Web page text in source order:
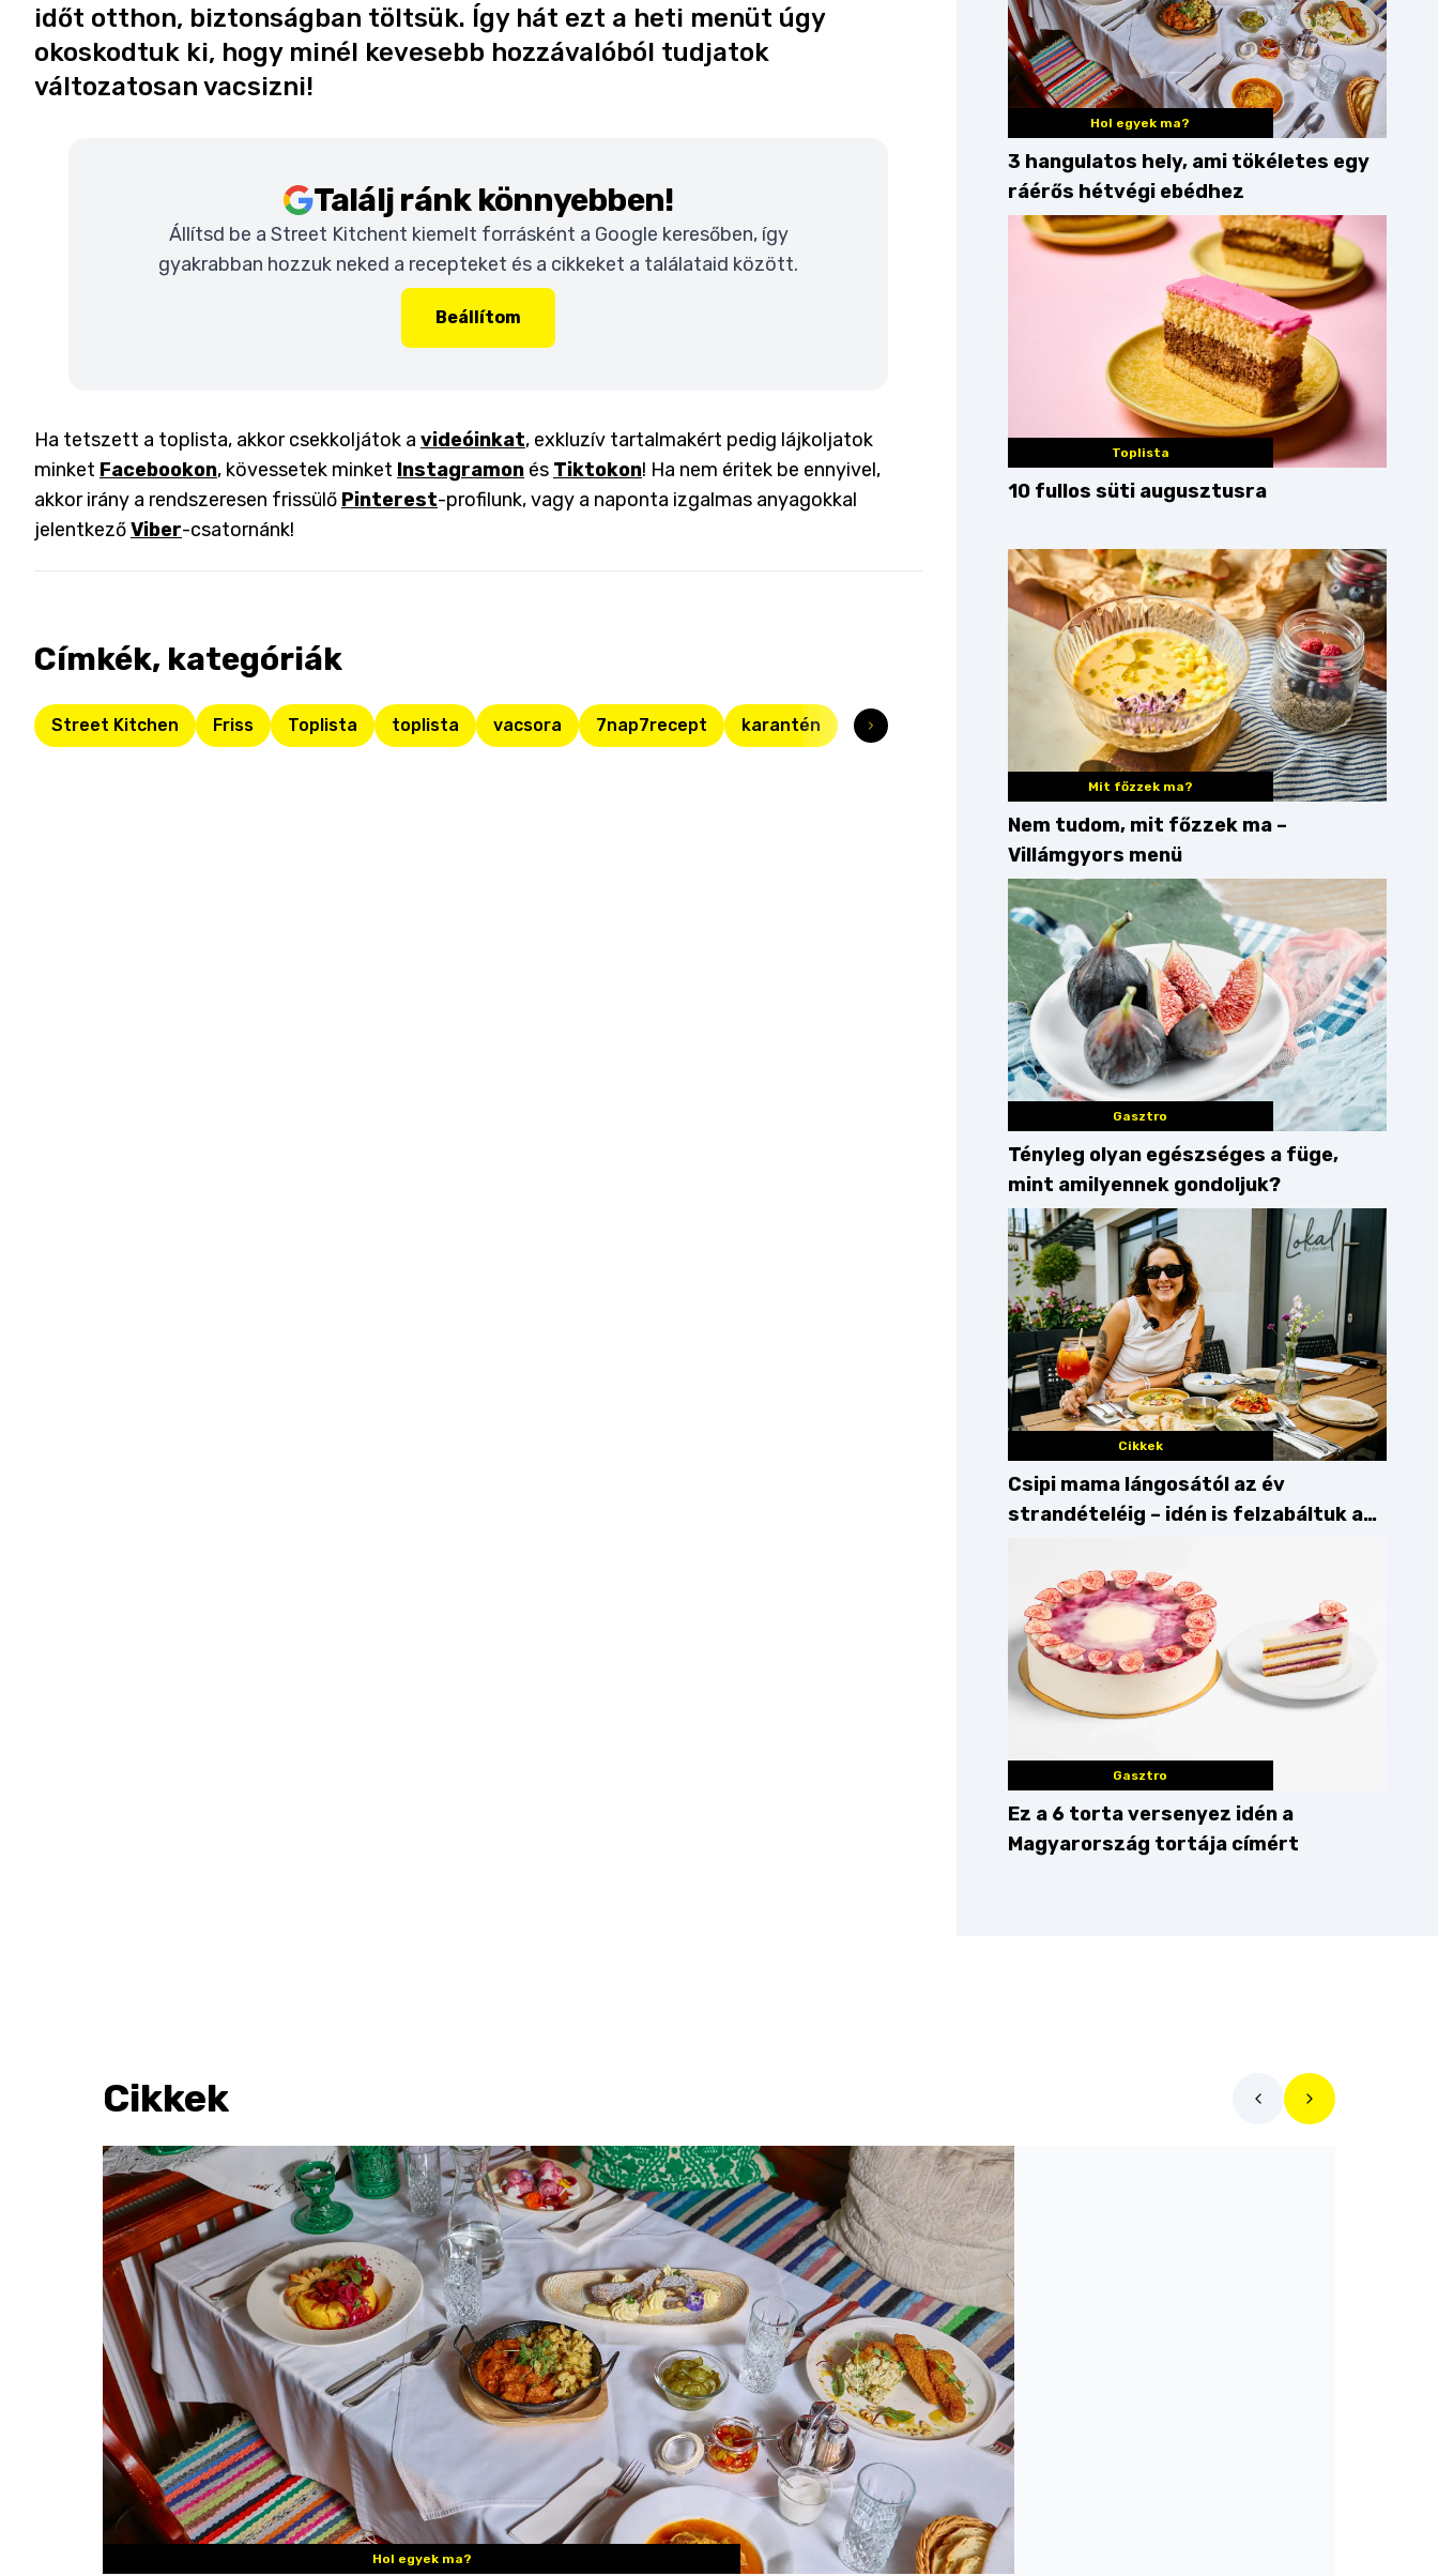
időt otthon, biztonságban töltsük. Így hát ezt a heti menüt úgy
okoskodtuk ki, hogy minél kevesebb hozzávalóból tudjatok
változatosan vacsizni!
Találj ránk könnyebben!
Állítsd be a Street Kitchent kiemelt forrásként a Google keresőben, így
gyakrabban hozzuk neked a recepteket és a cikkeket a találataid között.
Beállítom
Ha tetszett a toplista, akkor csekkoljátok a videóinkat, exkluzív tartalmakért pedig lájkoljatok
minket Facebookon, kövessetek minket Instagramon és Tiktokon! Ha nem éritek be ennyivel,
akkor irány a rendszeresen frissülő Pinterest-profilunk, vagy a naponta izgalmas anyagokkal
jelentkezőViber-csatornánk!
Címkék, kategóriák
Street Kitchen Friss Toplista toplista vacsora 7nap7recept karantén
Hol egyek ma?
3 hangulatos hely, ami tökéletes egy
ráérős hétvégi ebédhez
Toplista
10 fullos süti augusztusra
Mit főzzek ma?
Nem tudom, mit főzzek ma –
Villámgyors menü
Gasztro
Tényleg olyan egészséges a füge,
mint amilyennek gondoljuk?
Cikkek
Csipi mama lángosától az év
strandételéig – idén is felzabáltuk a
Gasztro
Ez a 6 torta versenyez idén a
Magyarország tortája címért
Cikkek
Hol egyek ma?